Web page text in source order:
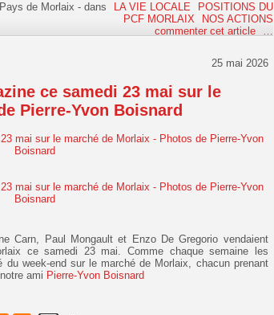
de Morlaix -dans LA VIE LOCALE
POSITIONS DU
PCF MORLAIX
NOS ACTIONS
commenter cet article
…
25 mai 2026
ce samedi 23 mai sur le
Pierre-Yvon Boisnard
Carn, Paul Mongault et Enzo De Gregorio vendaient
ce samedi 23 mai. Comme chaque semaine les
du week-end sur le marché de Morlaix, chacun prenant
ami Pierre-Yvon Boisnard